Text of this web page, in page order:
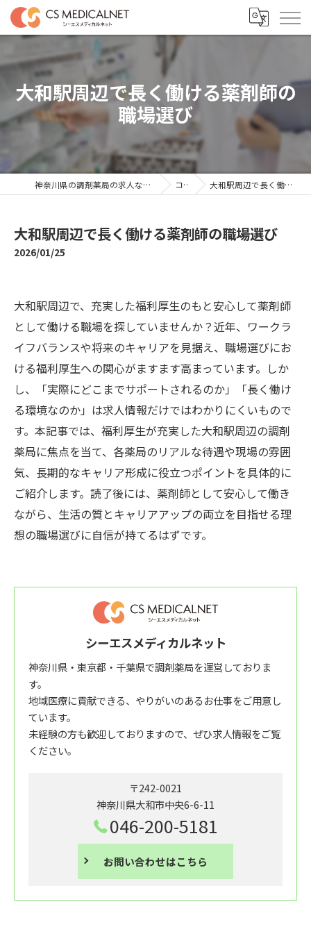
大和駅周辺で長く働ける薬剤師の
職場選び
神奈川県の調剤薬局の求人ならシーエスメディカルネット コラム 大和駅周辺で長く働ける薬剤師の職場選び
大和駅周辺で長く働ける薬剤師の職場選び
2026/01/25
大和駅周辺で、充実した福利厚生のもと安心して薬剤師
として働ける職場を探していませんか？近年、ワークラ
イフバランスや将来のキャリアを見据え、職場選びにお
ける福利厚生への関心がますます高まっています。しか
し、「実際にどこまでサポートされるのか」「長く働け
る環境なのか」は求人情報だけではわかりにくいもので
す。本記事では、福利厚生が充実した大和駅周辺の調剤
薬局に焦点を当て、各薬局のリアルな待遇や現場の雰囲
気、長期的なキャリア形成に役立つポイントを具体的に
ご紹介します。読了後には、薬剤師として安心して働き
ながら、生活の質とキャリアアップの両立を目指せる理
想の職場選びに自信が持てるはずです。
シーエスメディカルネット
神奈川県・東京都・千葉県で調剤薬局を運営しておりま
す。
地域医療に貢献できる、やりがいのあるお仕事をご用意し
ています。
未経験の方も歓迎しておりますので、ぜひ求人情報をご覧
ください。
〒242-0021
神奈川県大和市中央6-6-11
046-200-5181
お問い合わせはこちら